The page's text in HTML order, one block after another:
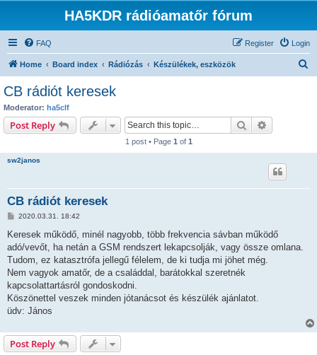
HA5KDR rádióamatőr fórum
FAQ Login
Register
Home Board index Rádiózás Készülékek, eszközök
CB rádiót keresek
Moderator: ha5clf
Post Reply Search
1 post • Page 1 of 1
sw2janos
CB rádiót keresek
P
s
2020.03.31. 18:42
Keresek működő, minél nagyobb, több frekvencia sávban működő
adó/vevőt, ha netán a GSM rendszert lekapcsolják, vagy össze omlana.
Tudom, ez katasztrófa jellegű félelem, de ki tudja mi jöhet még.
Nem vagyok amatőr, de a családdal, barátokkal szeretnék
kapcsolattartásról gondoskodni.
Köszönettel veszek minden jótanácsot és készülék ajánlatot.
üdv: János
Post Reply